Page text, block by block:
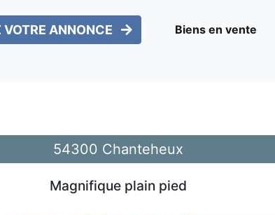
VOTRE ANNONCE Biens en vente
54300 Chanteheux
Magnifique plain pied